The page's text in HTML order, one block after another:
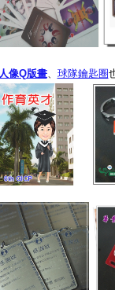
人像Q版畫、 球隊鑰匙圈